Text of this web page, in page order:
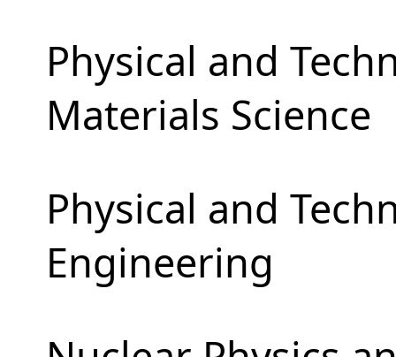
Physical and
Materials Science
Physical and
Engineering